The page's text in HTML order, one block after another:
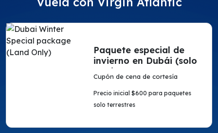
Paquete especial de
invierno en Dubái (solo
en tierra)
Cupón de cena de cortesía
Precio inicial $600 para paquetes
solo terrestres